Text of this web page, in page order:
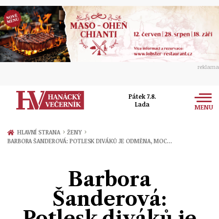
reklama
Pátek 7.8.
Lada
MENU
Zprávy
Ekonomika
Společnost
Ženy
Sport
HLAVNÍ STRANA › ŽENY ›
BARBORA ŠANDEROVÁ: POTLESK DIVÁKŮ JE ODMĚNA, MOC…
Barbora
Šanderová: